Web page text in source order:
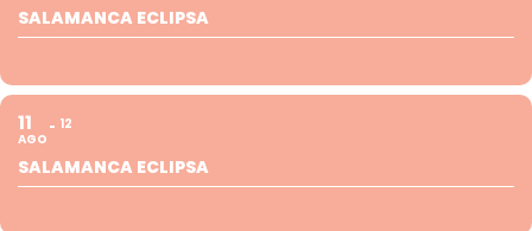
SALAMANCA ECLIPSA
11
AGO
12
SALAMANCA ECLIPSA